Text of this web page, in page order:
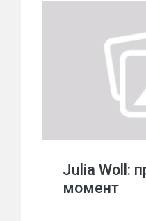
Julia Woll:
момент